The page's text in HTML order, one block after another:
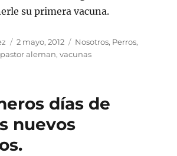
su primera vacuna.
Publicado
el
2 mayo, 2012 Categorías
Nosotros, Perros,
pastor aleman,vacunas
días de
nuevos